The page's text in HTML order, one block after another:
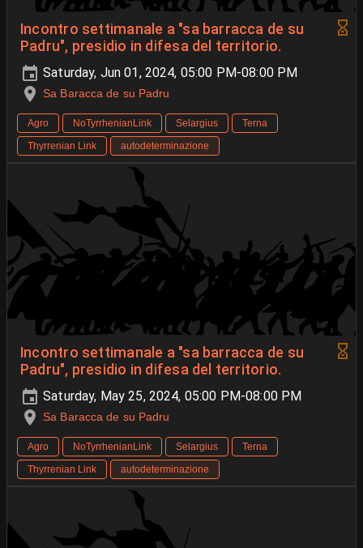
Incontro settimanale a "sa barracca de su
Padru", presidio in difesa del territorio.
Saturday, Jun 01, 2024, 05:00 PM-08:00 PM
Sa Baracca de su Padru
Agro NoTyrrhenianLink Selargius
Terna
Thyrrenian Link
autodeterminazione
Incontro settimanale a "sa barracca de su
Padru", presidio in difesa del territorio.
Saturday, May 25, 2024, 05:00 PM-08:00 PM
Sa Baracca de su Padru
Agro NoTyrrhenianLink Selargius
Terna
Thyrrenian Link
autodeterminazione